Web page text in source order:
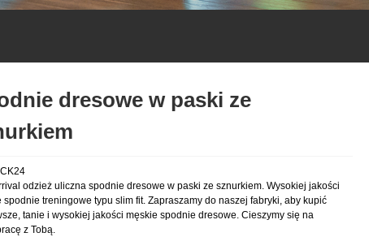
dresowe w paski ze
odzież uliczna spodnie dresowe w paski ze sznurkiem. Wysokiej jakości
spodnie treningowe typu slim fit. Zapraszamy do naszej fabryki, aby kupić
tanie i wysokiej jakości męskie spodnie dresowe. Cieszymy się na
z Tobą.